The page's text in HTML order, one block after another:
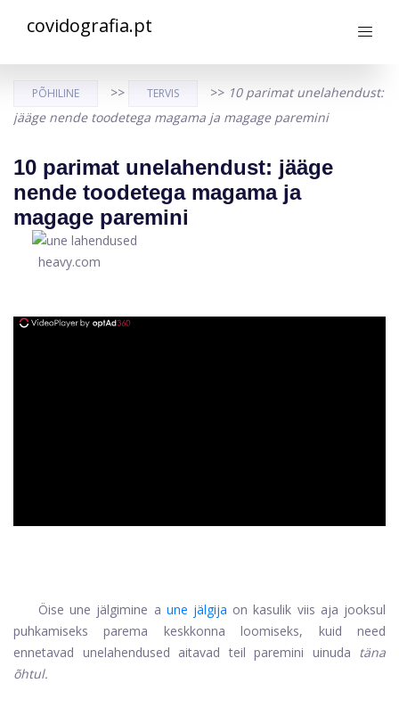
covidografia.pt
PÕHILINE >> TERVIS >> 10 parimat unelahendust:
jääge nende toodetega magama ja magage paremini
10 parimat unelahendust: jääge
nende toodetega magama ja
magage paremini
heavy.com
Öise une jälgimine a une jälgija on kasulik viis aja jooksul
puhkamiseks parema keskkonna loomiseks, kuid need
ennetavad unelahendused aitavad teil paremini uinuda täna
õhtul.